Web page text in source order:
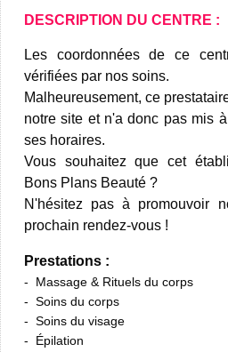
DESCRIPTION DU CENTRE :
Les coordonnées de ce
vérifiées par nos soins.
Malheureusement, ce
notre site et n'a donc pas mis
ses horaires.
Vous souhaitez que cet
Bons Plans Beauté ?
N'hésitez pas à promouvoir
prochain rendez-vous !
Prestations :
Massage & Rituels du corps
Soins du corps
Soins du visage
Épilation